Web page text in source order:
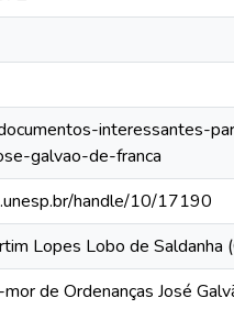
interessantes-
galvao-de-franca
handle/10/17190
Lopes Lobo de
de Ordenanças José